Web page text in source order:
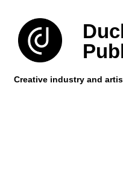
Creative industry and